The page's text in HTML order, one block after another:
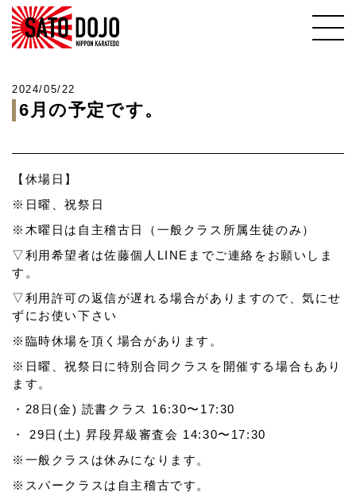
2024/05/22
6月の予定です。
【休場日】
※日曜、祝祭日
※木曜日は自主稽古日（一般クラス所属生徒のみ）
▽利用希望者は佐藤個人LINEまでご連絡をお願いしま
す。
▽利用許可の返信が遅れる場合がありますので、気にせ
ずにお使い下さい
※臨時休場を頂く場合があります。
※日曜、祝祭日に特別合同クラスを開催する場合もあり
ます。
・28日(金) 読書クラス 16:30〜17:30
・ 29日(土) 昇段昇級審査会 14:30〜17:30
※一般クラスは休みになります。
※スパークラスは自主稽古です。